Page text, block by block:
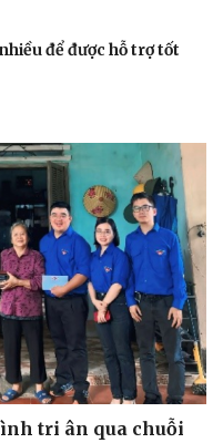
để được hỗ trợ tốt
tri ân qua chuỗi